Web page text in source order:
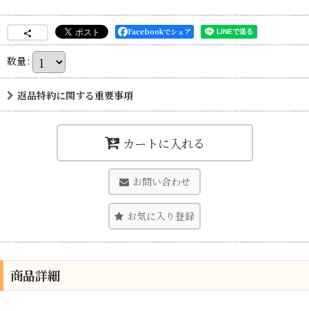
Facebookでシェア
数量:
返品特約に関する重要事項
カートに入れる
お問い合わせ
お気に入り登録
商品詳細